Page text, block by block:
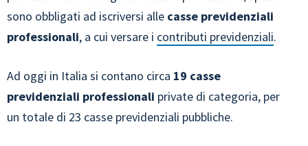
sono obbligati ad iscriversi alle casse previdenziali
professionali, a cui versare i contributi previdenziali.
Ad oggi in Italia si contano circa 19 casse
previdenziali professionali private di categoria, per
un totale di 23 casse previdenziali pubbliche.